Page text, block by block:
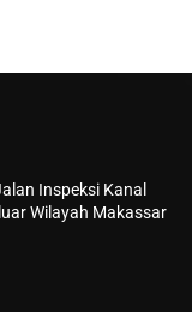
Inspeksi Kanal
Wilayah Makassar